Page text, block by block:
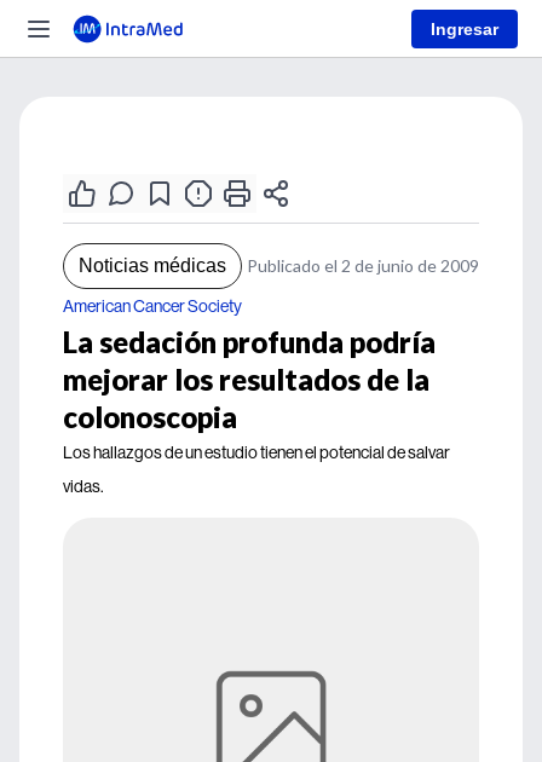
Ingresar
Noticias médicas Publicado el 2 de junio de 2009
American Cancer Society
La sedación profunda podría
mejorar los resultados de la
colonoscopia
Los hallazgos de un estudio tienen el potencial de salvar
vidas.